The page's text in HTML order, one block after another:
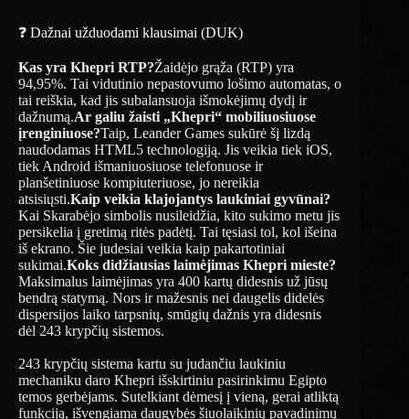
❓ Dažnai užduodami klausimai (DUK)
Kas yra Khepri RTP?Žaidėjo grąža (RTP) yra
94,95%. Tai vidutinio nepastovumo lošimo automatas, o
tai reiškia, kad jis subalansuoja išmokėjimų dydį ir
dažnumą.Ar galiu žaisti „Khepri“ mobiliuosiuose
įrenginiuose?Taip, Leander Games sukūrė šį lizdą
naudodamas HTML5 technologiją. Jis veikia tiek iOS,
tiek Android išmaniuosiuose telefonuose ir
planšetiniuose kompiuteriuose, jo nereikia
atsisiųsti.Kaip veikia klajojantys laukiniai gyvūnai?
Kai Skarabėjo simbolis nusileidžia, kito sukimo metu jis
persikelia į gretimą ritės padėtį. Tai tęsiasi tol, kol išeina
iš ekrano. Šie judesiai veikia kaip pakartotiniai
sukimai.Koks didžiausias laimėjimas Khepri mieste?
Maksimalus laimėjimas yra 400 kartų didesnis už jūsų
bendrą statymą. Nors ir mažesnis nei daugelis didelės
dispersijos laiko tarpsnių, smūgių dažnis yra didesnis
dėl 243 krypčių sistemos.
243 krypčių sistema kartu su judančiu laukiniu
mechaniku daro Khepri išskirtiniu pasirinkimu Egipto
temos gerbėjams. Sutelkiant dėmesį į vieną, gerai atliktą
funkciją, išvengiama daugybės šiuolaikinių pavadinimų